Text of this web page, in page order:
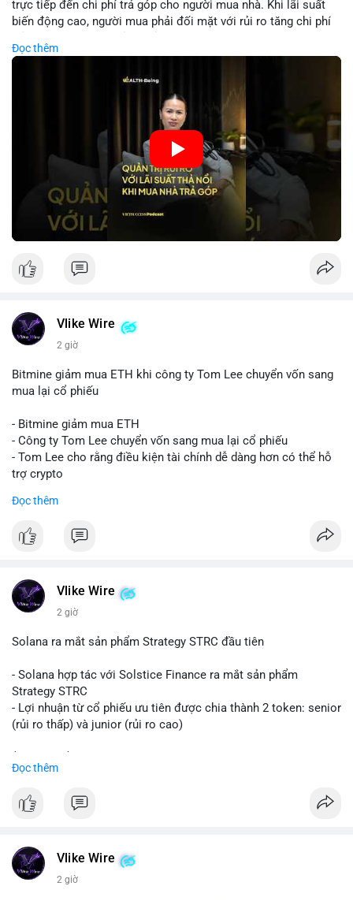
trực tiếp đến chi phí trả góp cho người mua nhà. Khi lãi suất
biến động cao, người mua phải đối mặt với rủi ro tăng chi phí
hướng lãi suất, lựa chọn sản phẩm trả góp có tính bảo hiểm,
đầu tư cần theo dõi chính sách tiền tệ để đưa ra quyết định
🎥 Xem video trực tiếp tại:
Nguồn: VIETSUCCESS
Đọc thêm
Vlike Wire
2 giờ
Bitmine giảm mua ETH khi công ty Tom Lee chuyển vốn sang
mua lại cổ phiếu
- Bitmine giảm mua ETH
- Công ty Tom Lee chuyển vốn sang mua lại cổ phiếu
- Tom Lee cho rằng điều kiện tài chính dễ dàng hơn có thể hỗ
trợ crypto
nghỉ tháng 8
#binancesquare
#vlikevn #titanbot
📰 Nguồn: CoinDesk
Đọc thêm
Vlike Wire
2 giờ
Solana ra mắt sản phẩm Strategy STRC đầu tiên
- Solana hợp tác với Solstice Finance ra mắt sản phẩm
Strategy STRC
- Lợi nhuận từ cổ phiếu ưu tiên được chia thành 2 token: senior
(rủi ro thấp) và junior (rủi ro cao)
Đọc thêm
Vlike Wire
2 giờ